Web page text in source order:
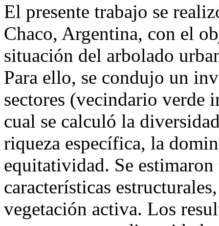
El presente trabajo se
Chaco, Argentina, con el
situación del arbolado
Para ello, se condujo un
sectores (vecindario verde
cual se calculó la
riqueza específica, la
equitatividad. Se
características
vegetación activa. Los